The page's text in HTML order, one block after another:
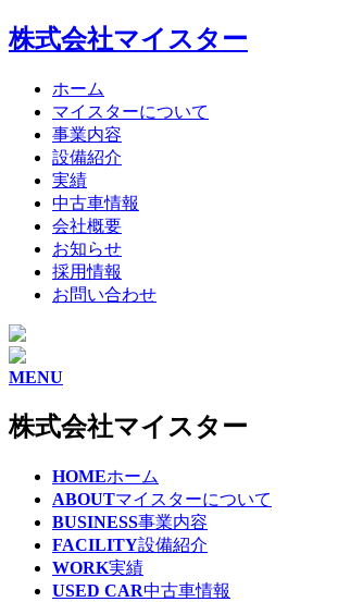
株式会社マイスター
ホーム
マイスターについて
事業内容
設備紹介
実績
中古車情報
会社概要
お知らせ
採用情報
お問い合わせ
MENU
株式会社マイスター
HOMEホーム
ABOUTマイスターについて
BUSINESS事業内容
FACILITY設備紹介
WORK実績
USED CAR中古車情報